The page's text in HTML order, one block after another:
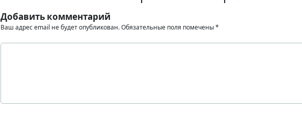
Добавить комментарий
Ваш адрес email не будет опубликован.Обязательные поля помечены*